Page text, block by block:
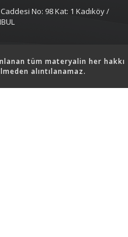
No: 98 Kat: 1 Kadıköy /
tüm materyalin her hakkı
alıntılanamaz.